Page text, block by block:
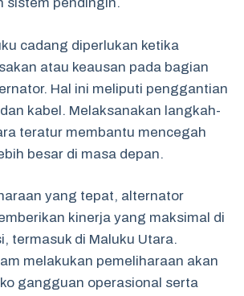
cadang diperlukan ketika
atau keausan pada bagian
Hal ini meliputi penggantian
kabel. Melaksanakan langkah-
teratur membantu mencegah
besar di masa depan.
yang tepat, alternator
kinerja yang maksimal di
termasuk di Maluku Utara.
melakukan pemeliharaan akan
gangguan operasional serta